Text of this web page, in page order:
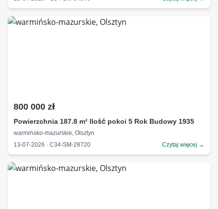
800 000 zł
Powierzchnia 187.8 m² Ilość pokoi 5 Rok Budowy 1935
warmińsko-mazurskie, Olsztyn
13-07-2026 · C34-SM-28720
Czytaj więcej →